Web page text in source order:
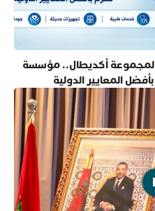
لمجموعة أكديطال.. مؤسسة
المعايير الدولية